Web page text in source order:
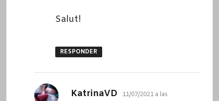
Salut!
RESPONDER
KatrinaVD dice:
11/07/2021 a las